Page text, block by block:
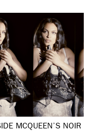
MCQUEEN’S NOIR